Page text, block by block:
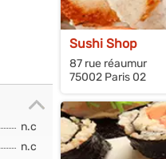
n.c
n.c
Sushi Shop
87 rue réaumur
75002 Paris 02